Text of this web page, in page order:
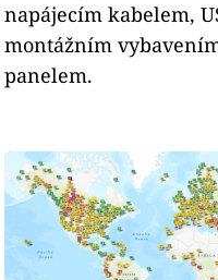
napájecím kabelem,
montážním
panelem.